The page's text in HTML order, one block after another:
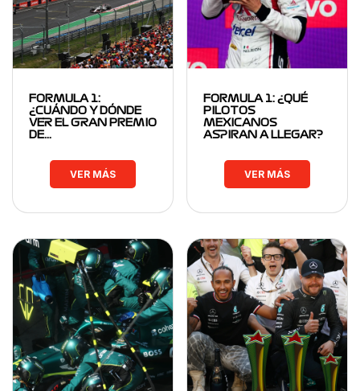
FORMULA 1:
¿CUÁNDO Y DÓNDE
VER EL GRAN PREMIO
DE…
VER MÁS
FORMULA 1: ¿QUÉ
PILOTOS
MEXICANOS
ASPIRAN A LLEGAR?
VER MÁS